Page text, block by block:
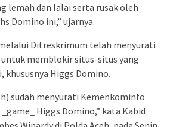
lemah dan lalai serta rusak oleh
Domino ini,” ujarnya.
Ditreskrimum telah menyurati
memblokir situs-situs yang
khususnya Higgs Domino.
sudah menyurati Kemenkominfo
Higgs Domino,” kata Kabid